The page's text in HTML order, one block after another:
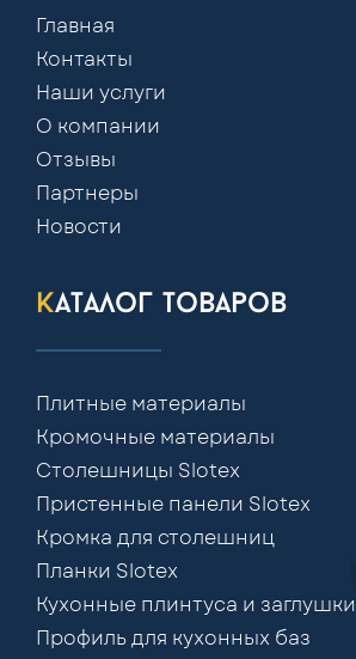
Главная
Контакты
Наши услуги
О компании
Отзывы
Партнеры
Новости
каталог товаров
Плитные материалы
Кромочные материалы
Столешницы Slotex
Пристенные панели Slotex
Кромка для столешниц
Планки Slotex
Кухонные плинтуса и заглушки
Профиль для кухонных баз